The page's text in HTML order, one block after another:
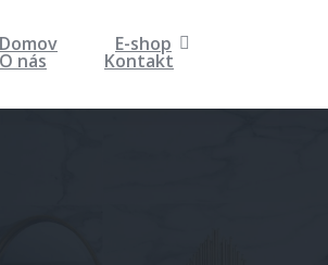
Domov E-shop
O nás
Kontakt